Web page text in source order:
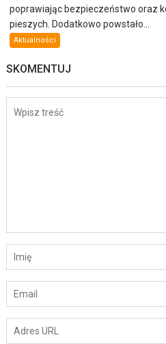
poprawiając bezpieczeństwo oraz
pieszych. Dodatkowo powstało...
Aktualności
SKOMENTUJ